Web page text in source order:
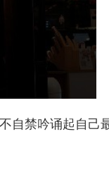
自禁吟诵起自己